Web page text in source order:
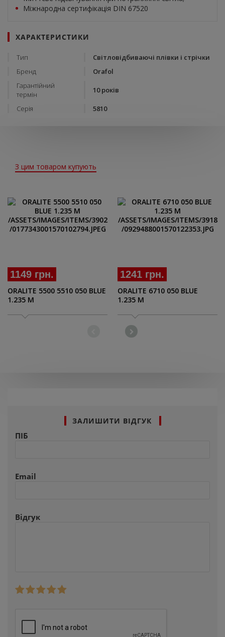
Міжнародна сертифікація DIN 67520
ХАРАКТЕРИСТИКИ
Тип
Світловідбиваючі плівки і стрічки
Бренд
Orafol
Гарантійний
термін
10 років
Серія 5810
З цим товаром купують
1149 грн.
ORALITE 5500 5510 050 BLUE
1.235 M
1241 грн.
ORALITE 6710 050 BLUE
1.235 M
ЗАЛИШИТИ ВІДГУК
ПІБ
Email
Відгук